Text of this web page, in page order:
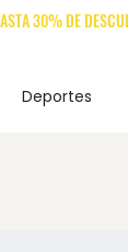
Deportes